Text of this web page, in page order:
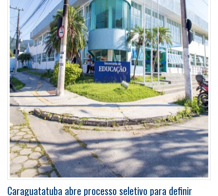
Caraguatatuba abre processo seletivo para definir